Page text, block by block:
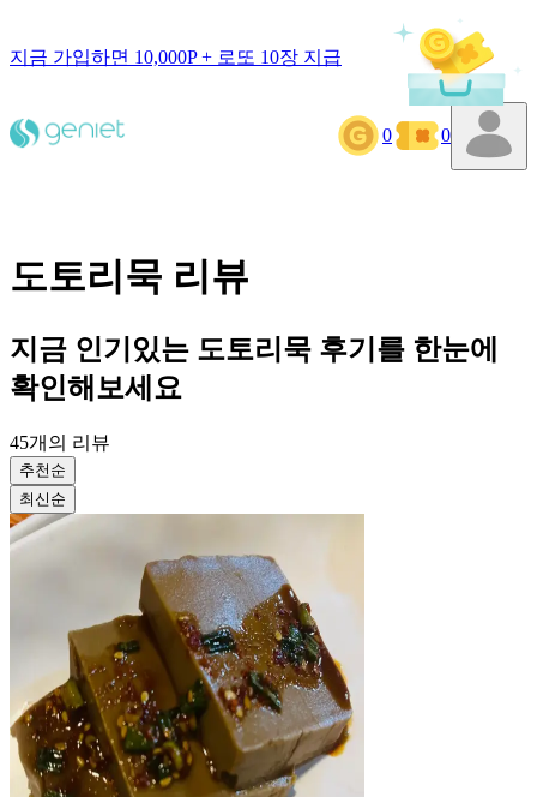
지금 가입하면 10,000P + 로또 10장 지급
0 0
도토리묵 리뷰
지금 인기있는 도토리묵 후기를 한눈에
확인해보세요
45개의 리뷰
추천순
최신순